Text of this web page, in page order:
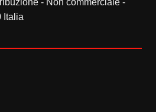
Italia